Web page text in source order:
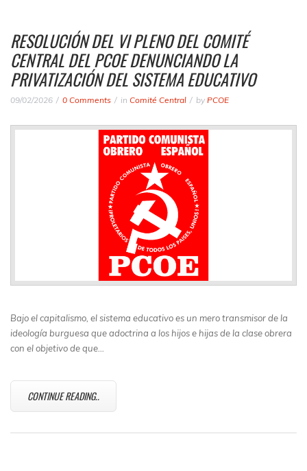
RESOLUCIÓN DEL VI PLENO DEL COMITÉ
CENTRAL DEL PCOE DENUNCIANDO LA
PRIVATIZACIÓN DEL SISTEMA EDUCATIVO
09/02/2026 0 Comments in Comité Central by PCOE
Bajo el capitalismo, el sistema educativo es un mero transmisor de la
ideología burguesa que adoctrina a los hijos e hijas de la clase obrera
con el objetivo de que…
CONTINUE READING..